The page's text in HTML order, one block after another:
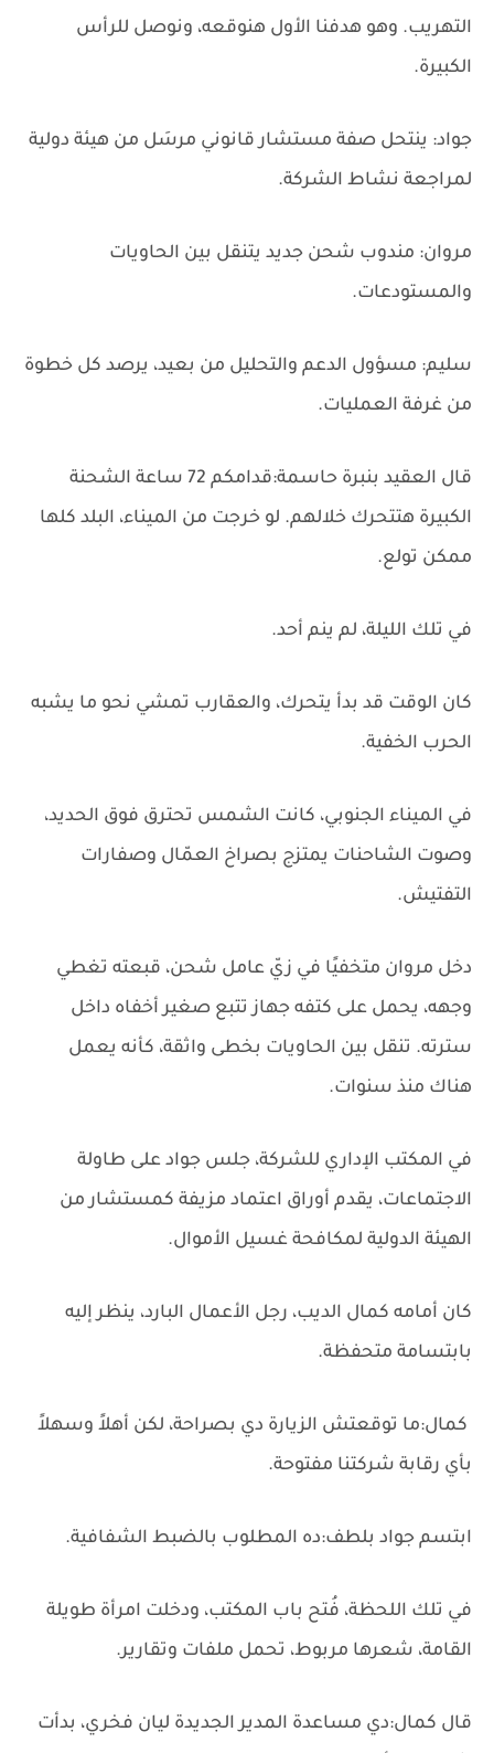
التهريب. وهو هدفنا الأول هنوقعه، ونوصل للرأس
الكبيرة.
جواد: ينتحل صفة مستشار قانوني مرسَل من هيئة دولية
لمراجعة نشاط الشركة.
مروان: مندوب شحن جديد يتنقل بين الحاويات
والمستودعات.
سليم: مسؤول الدعم والتحليل من بعيد، يرصد كل خطوة
من غرفة العمليات.
قال العقيد بنبرة حاسمة:قدامكم 72 ساعة الشحنة
الكبيرة هتتحرك خلالهم. لو خرجت من الميناء، البلد كلها
ممكن تولع.
في تلك الليلة، لم ينم أحد.
كان الوقت قد بدأ يتحرك، والعقارب تمشي نحو ما يشبه
الحرب الخفية.
في الميناء الجنوبي، كانت الشمس تحترق فوق الحديد،
وصوت الشاحنات يمتزج بصراخ العمّال وصفارات
التفتيش.
دخل مروان متخفيًا في زيّ عامل شحن، قبعته تغطي
وجهه، يحمل على كتفه جهاز تتبع صغير أخفاه داخل
سترته. تنقل بين الحاويات بخطى واثقة، كأنه يعمل
هناك منذ سنوات.
في المكتب الإداري للشركة، جلس جواد على طاولة
الاجتماعات، يقدم أوراق اعتماد مزيفة كمستشار من
الهيئة الدولية لمكافحة غسيل الأموال.
كان أمامه كمال الديب، رجل الأعمال البارد، ينظر إليه
بابتسامة متحفظة.
كمال:ما توقعتش الزيارة دي بصراحة، لكن أهلاً وسهلاً
بأي رقابة شركتنا مفتوحة.
ابتسم جواد بلطف:ده المطلوب بالضبط الشفافية.
في تلك اللحظة، فُتح باب المكتب، ودخلت امرأة طويلة
القامة، شعرها مربوط، تحمل ملفات وتقارير.
قال كمال:دي مساعدة المدير الجديدة ليان فخري، بدأت